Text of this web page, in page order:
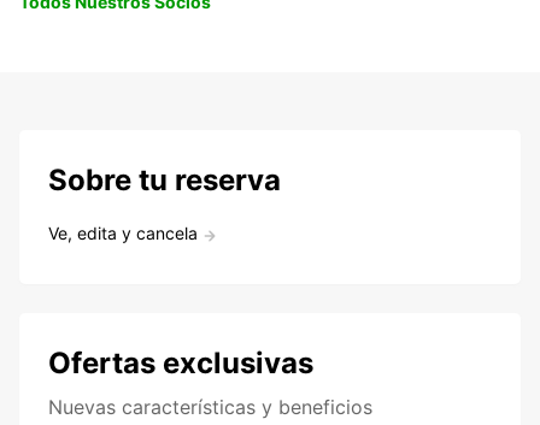
Sobre tu reserva
Ve, edita y cancela
Ofertas exclusivas
Nuevas características y beneficios